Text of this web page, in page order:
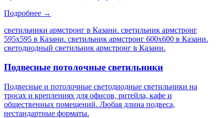
Подробнее →
светильники армстронг в Казани. светильник армстронг
595х595 в Казани. светильник армстронг 600х600 в Казани.
светодиодный светильник армстронг в Казани.
Подвесные потолочные светильники
Подвесные и потолочные светодиодные светильники на
тросах и креплениях для офисов, ритейла, кафе и
общественных помещений. Любая длина подвеса,
нестандартные форматы.